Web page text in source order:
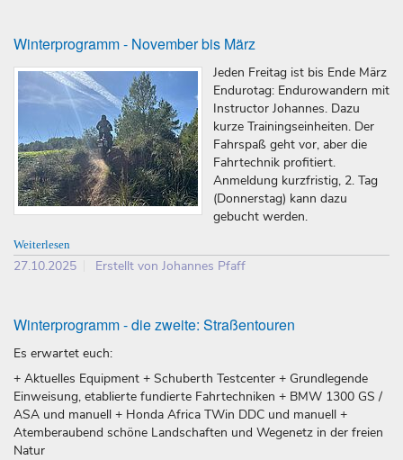
Winterprogramm - November bis März
Jeden Freitag ist bis Ende März
Endurotag: Endurowandern mit
Instructor Johannes. Dazu
kurze Trainingseinheiten. Der
Fahrspaß geht vor, aber die
Fahrtechnik profitiert.
Anmeldung kurzfristig, 2. Tag
(Donnerstag) kann dazu
gebucht werden.
Weiterlesen
27.10.2025 Erstellt von Johannes Pfaff
Winterprogramm - die zweite: Straßentouren
Es erwartet euch:
+ Aktuelles Equipment + Schuberth Testcenter + Grundlegende
Einweisung, etablierte fundierte Fahrtechniken + BMW 1300 GS /
ASA und manuell + Honda Africa TWin DDC und manuell +
Atemberaubend schöne Landschaften und Wegenetz in der freien
Natur